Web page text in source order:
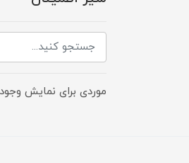
موردی برای نمایش وجود